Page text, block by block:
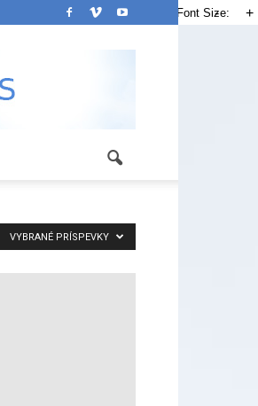
VYBRANÉ PRÍSPEVKY
Font Size:
- +